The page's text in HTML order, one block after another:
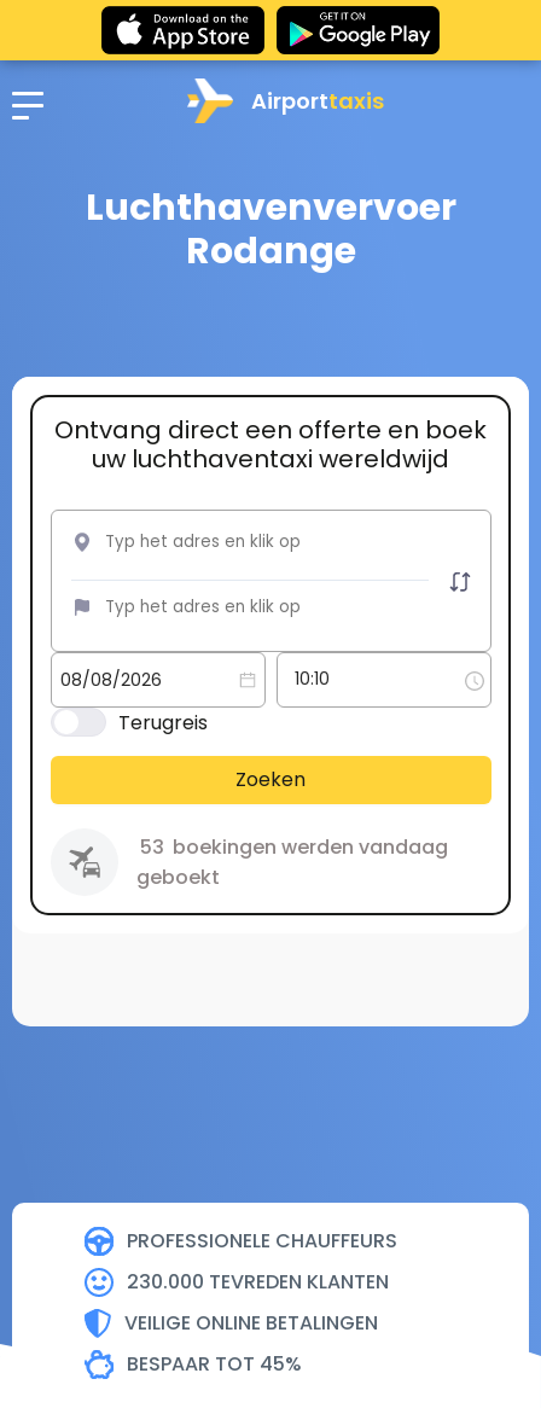
Airporttaxis
Luchthavenvervoer
Rodange
PROFESSIONELE CHAUFFEURS
230.000 TEVREDEN KLANTEN
VEILIGE ONLINE BETALINGEN
BESPAAR TOT 45%
Ontvang direct een offerte en boek
uw luchthaventaxi wereldwijd
Terugreis
Zoeken
53 boekingen werden vandaag
geboekt